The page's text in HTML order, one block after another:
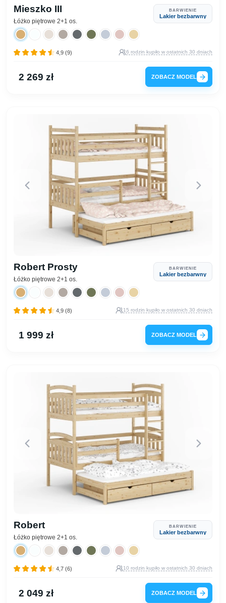
Mieszko III
Łóżko piętrowe 2+1 os.
BARWIENIE
Lakier bezbarwny
4,9 (9) 6 rodzin kupiło w ostatnich 30 dniach
2 269 zł ZOBACZ MODEL
Robert Prosty
Łóżko piętrowe 2+1 os.
BARWIENIE
Lakier bezbarwny
4,9 (8) 15 rodzin kupiło w ostatnich 30 dniach
1 999 zł ZOBACZ MODEL
Robert
Łóżko piętrowe 2+1 os.
BARWIENIE
Lakier bezbarwny
4,7 (6) 10 rodzin kupiło w ostatnich 30 dniach
2 049 zł ZOBACZ MODEL